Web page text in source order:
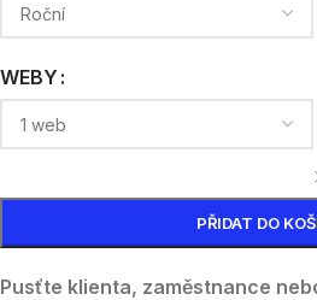
WEBY
PŘIDAT DO
Pusťte klienta, zaměstnance